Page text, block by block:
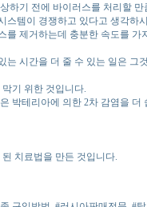
하기 전에 바이러스를 처리할 만
스템이 경쟁하고 있다고 생각하
제거하는데 충분한 속도를 가
시간을 더 줄 수 있는 일은 그
기 위한 것입니다.
박테리아에 의한 2차 감염을 더
치료법을 만든 것입니다.